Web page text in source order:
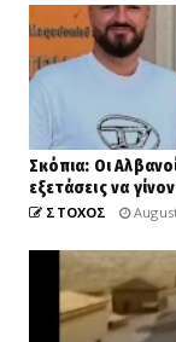
Σκόπια: Οι
εξετάσεις να
ΣΤΟΧΟΣ